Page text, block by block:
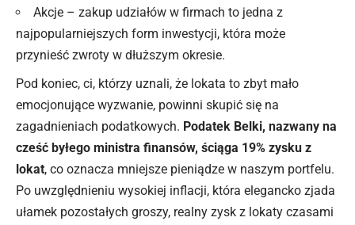
Akcje – zakup udziałów w firmach to jedna z
najpopularniejszych form inwestycji, która może
przynieść zwroty w dłuższym okresie.
Pod koniec, ci, którzy uznali, że lokata to zbyt mało
emocjonujące wyzwanie, powinni skupić się na
zagadnieniach podatkowych. Podatek Belki, nazwany na
cześć byłego ministra finansów, ściąga 19% zysku z
lokat, co oznacza mniejsze pieniądze w naszym portfelu.
Po uwzględnieniu wysokiej inflacji, która elegancko zjada
ułamek pozostałych groszy, realny zysk z lokaty czasami